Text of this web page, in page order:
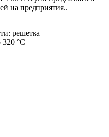
на предприятия..
решетка
320 °С